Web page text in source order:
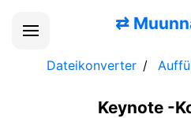
⇄
Dateikonverter
Keynote -